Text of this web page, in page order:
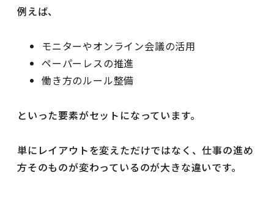
例えば、
モニターやオンライン会議の活用
ペーパーレスの推進
働き方のルール整備
といった要素がセットになっています。
単にレイアウトを変えただけではなく、仕事の進め
方そのものが変わっているのが大きな違いです。